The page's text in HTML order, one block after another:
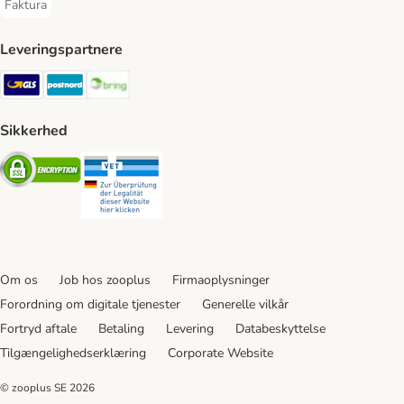
Faktura
Faktura Payment Method
Leveringspartnere
GLS Shipping Method
Postnord Shipping Method
Sikkerhed
Security
Om os Job hos zooplus
Firmaoplysninger
Forordning om digitale tjenester
Generelle vilkår
Fortryd aftale
Betaling Levering
Databeskyttelse
Tilgængelighedserklæring
Corporate Website
© zooplus SE 2026